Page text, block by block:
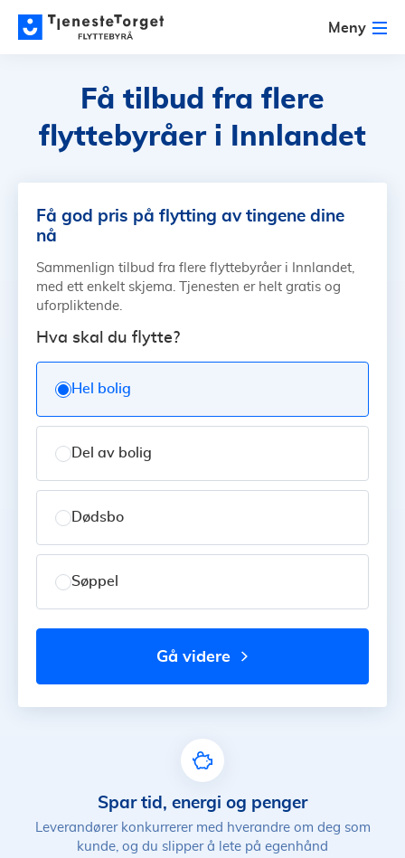
Meny
Få tilbud fra flere
flyttebyråer i Innlandet
Få god pris på flytting av tingene dine
nå
Sammenlign tilbud fra flere flyttebyråer i Innlandet,
med ett enkelt skjema. Tjenesten er helt gratis og
uforpliktende.
Hva skal du flytte?
Hel bolig
Del av bolig
Dødsbo
Søppel
gå videre
Spar tid, energi og penger
Leverandører konkurrerer med hverandre om deg som
kunde, og du slipper å lete på egenhånd